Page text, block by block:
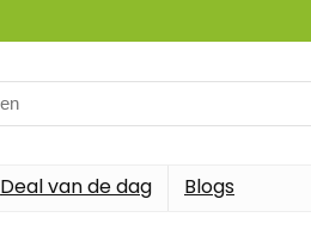
Deal van de dag Blogs